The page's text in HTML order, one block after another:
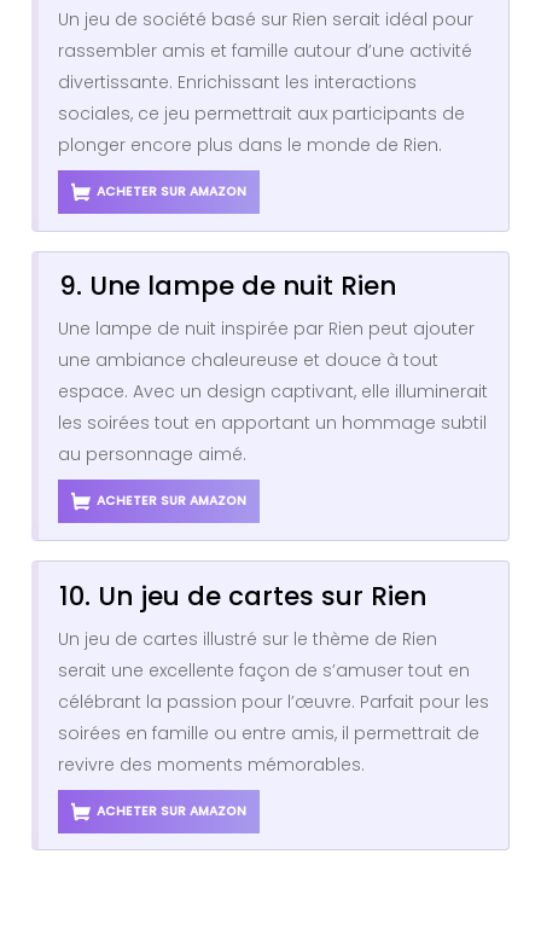
Un jeu de société basé sur Rien serait idéal pour
rassembler amis et famille autour d’une activité
divertissante. Enrichissant les interactions
sociales, ce jeu permettrait aux participants de
plonger encore plus dans le monde de Rien.
ACHETER SUR AMAZON
9. Une lampe de nuit Rien
Une lampe de nuit inspirée par Rien peut ajouter
une ambiance chaleureuse et douce à tout
espace. Avec un design captivant, elle illuminerait
les soirées tout en apportant un hommage subtil
au personnage aimé.
ACHETER SUR AMAZON
10. Un jeu de cartes sur Rien
Un jeu de cartes illustré sur le thème de Rien
serait une excellente façon de s’amuser tout en
célébrant la passion pour l’œuvre. Parfait pour les
soirées en famille ou entre amis, il permettrait de
revivre des moments mémorables.
ACHETER SUR AMAZON